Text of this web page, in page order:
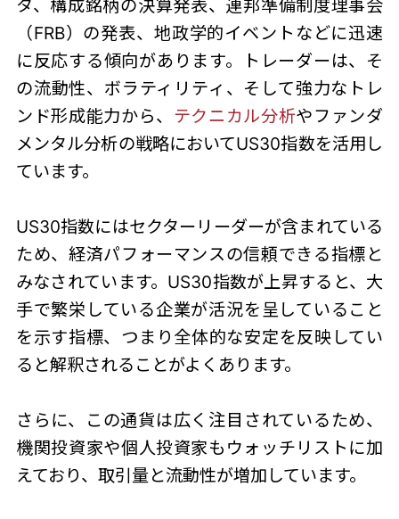
タ、構成銘柄の決算発表、連邦準備制度理事会
（FRB）の発表、地政学的イベントなどに迅速
に反応する傾向があります。トレーダーは、そ
の流動性、ボラティリティ、そして強力なトレ
ンド形成能力から、 テクニカル分析やファンダ
メンタル分析の戦略においてUS30指数を活用し
ています。
US30指数にはセクターリーダーが含まれている
ため、経済パフォーマンスの信頼できる指標と
みなされています。US30指数が上昇すると、大
手で繁栄している企業が活況を呈していること
を示す指標、つまり全体的な安定を反映してい
ると解釈されることがよくあります。
さらに、この通貨は広く注目されているため、
機関投資家や個人投資家もウォッチリストに加
えており、取引量と流動性が増加しています。